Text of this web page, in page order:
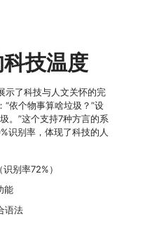
技温度
示了科技与人文关怀的完
依个物事算啥垃圾？”设
。”这个支持7种方言的系
识别率，体现了科技的人
别率72%）
能
语法